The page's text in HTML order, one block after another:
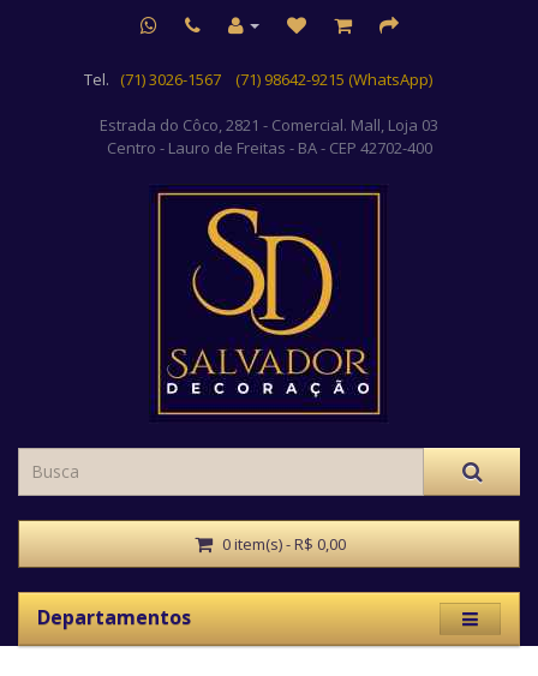
Tel. (71) 3026-1567 (71) 98642-9215 (WhatsApp)
Estrada do Côco, 2821 - Comercial. Mall, Loja 03
Centro - Lauro de Freitas - BA - CEP 42702-400
0 item(s) - R$ 0,00
Departamentos